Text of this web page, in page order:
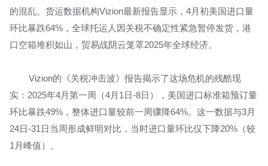
的混乱。货运数据机构Vizion最新报告显示，4月初美国进口量
环比暴跌64%，全球托运人因关税不确定性紧急暂停发货，港
口空箱堆积如山，贸易战阴云笼罩2025年全球经济。
Vizion的《关税冲击波》报告揭示了这场危机的残酷现
实：2025年4月第一周（4月1日-8日），美国进口标准箱预订量
环比暴跌49%，整体进口量较前一周骤降64%。这一数据与3月
24日-31日当周形成鲜明对比，当时进口量环比仅下降20%（较
1月峰值）。